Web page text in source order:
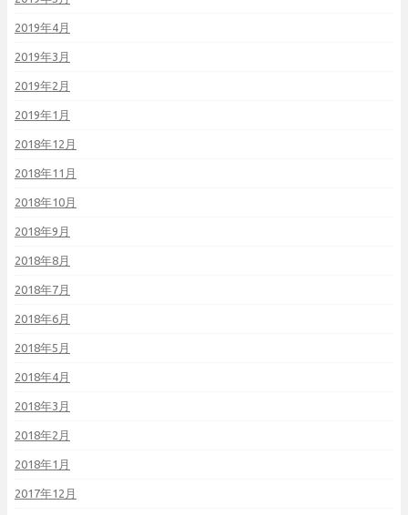
2019年4月
2019年3月
2019年2月
2019年1月
2018年12月
2018年11月
2018年10月
2018年9月
2018年8月
2018年7月
2018年6月
2018年5月
2018年4月
2018年3月
2018年2月
2018年1月
2017年12月